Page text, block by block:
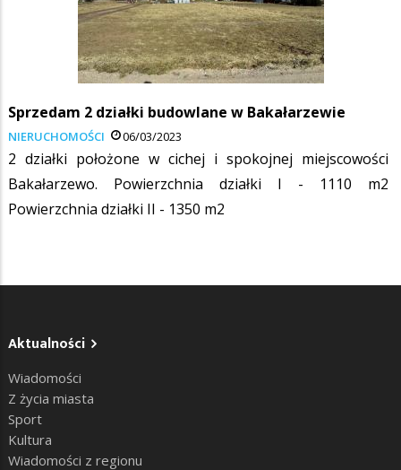
Sprzedam 2 działki budowlane w Bakałarzewie
NIERUCHOMOŚCI 06/03/2023
2 działki położone w cichej i spokojnej miejscowości
Bakałarzewo. Powierzchnia działki I - 1110 m2
Powierzchnia działki II - 1350 m2
Aktualności
Wiadomości
Z życia miasta
Sport
Kultura
Wiadomości z regionu